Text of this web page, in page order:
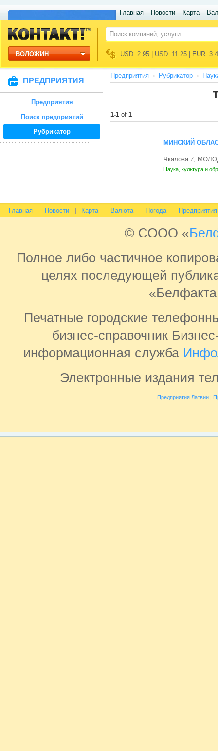
Главная Новости Карта
ВОЛОЖИН USD: 2.95 | USD: 11.25 | EUR:
ПРЕДПРИЯТИЯ
Предприятия
Поиск предприятий
Рубрикатор
Предприятия Рубрикатор
1-1 of 1
МИНСКИЙ
Чкалова 7,
Наука, культура и
Главная Новости Карта Валюта Погода Предприятия
© СООО «
Полное либо частичное
целях последующей
Печатные городские
бизнес-справочник
информационная служба
Электронные издания
Предприятия Латвии|